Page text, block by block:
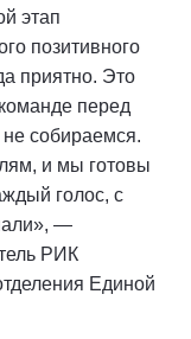
этап
позитивного
приятно. Это
перед
собираемся.
и мы готовы
голос, с
—
РИК
Единой